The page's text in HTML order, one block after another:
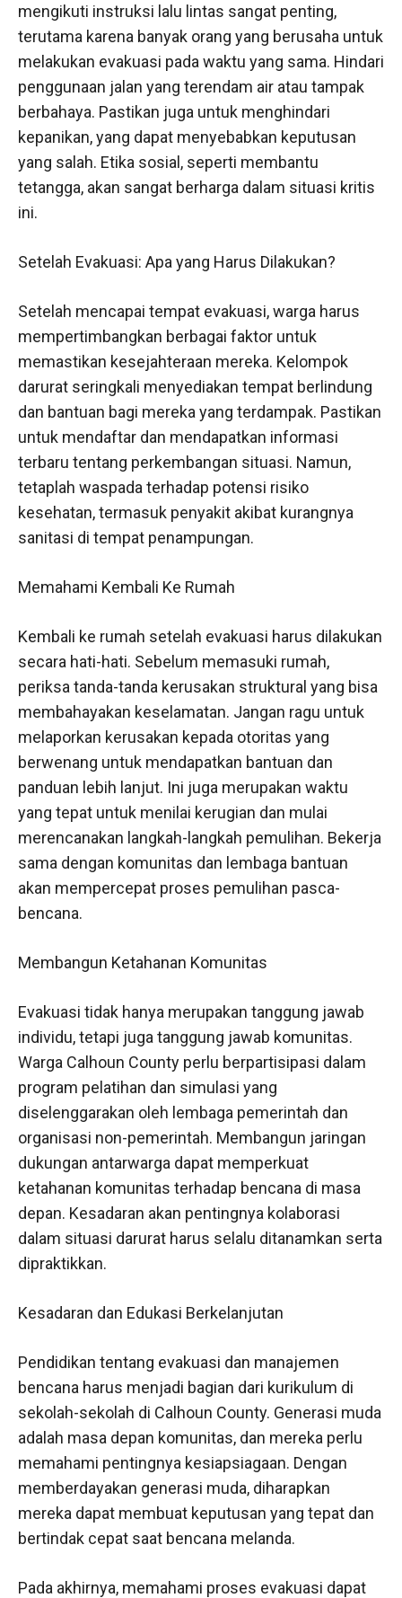
mengikuti instruksi lalu lintas sangat penting,
terutama karena banyak orang yang berusaha untuk
melakukan evakuasi pada waktu yang sama. Hindari
penggunaan jalan yang terendam air atau tampak
berbahaya. Pastikan juga untuk menghindari
kepanikan, yang dapat menyebabkan keputusan
yang salah. Etika sosial, seperti membantu
tetangga, akan sangat berharga dalam situasi kritis
ini.
Setelah Evakuasi: Apa yang Harus Dilakukan?
Setelah mencapai tempat evakuasi, warga harus
mempertimbangkan berbagai faktor untuk
memastikan kesejahteraan mereka. Kelompok
darurat seringkali menyediakan tempat berlindung
dan bantuan bagi mereka yang terdampak. Pastikan
untuk mendaftar dan mendapatkan informasi
terbaru tentang perkembangan situasi. Namun,
tetaplah waspada terhadap potensi risiko
kesehatan, termasuk penyakit akibat kurangnya
sanitasi di tempat penampungan.
Memahami Kembali Ke Rumah
Kembali ke rumah setelah evakuasi harus dilakukan
secara hati-hati. Sebelum memasuki rumah,
periksa tanda-tanda kerusakan struktural yang bisa
membahayakan keselamatan. Jangan ragu untuk
melaporkan kerusakan kepada otoritas yang
berwenang untuk mendapatkan bantuan dan
panduan lebih lanjut. Ini juga merupakan waktu
yang tepat untuk menilai kerugian dan mulai
merencanakan langkah-langkah pemulihan. Bekerja
sama dengan komunitas dan lembaga bantuan
akan mempercepat proses pemulihan pasca-
bencana.
Membangun Ketahanan Komunitas
Evakuasi tidak hanya merupakan tanggung jawab
individu, tetapi juga tanggung jawab komunitas.
Warga Calhoun County perlu berpartisipasi dalam
program pelatihan dan simulasi yang
diselenggarakan oleh lembaga pemerintah dan
organisasi non-pemerintah. Membangun jaringan
dukungan antarwarga dapat memperkuat
ketahanan komunitas terhadap bencana di masa
depan. Kesadaran akan pentingnya kolaborasi
dalam situasi darurat harus selalu ditanamkan serta
dipraktikkan.
Kesadaran dan Edukasi Berkelanjutan
Pendidikan tentang evakuasi dan manajemen
bencana harus menjadi bagian dari kurikulum di
sekolah-sekolah di Calhoun County. Generasi muda
adalah masa depan komunitas, dan mereka perlu
memahami pentingnya kesiapsiagaan. Dengan
memberdayakan generasi muda, diharapkan
mereka dapat membuat keputusan yang tepat dan
bertindak cepat saat bencana melanda.
Pada akhirnya, memahami proses evakuasi dapat